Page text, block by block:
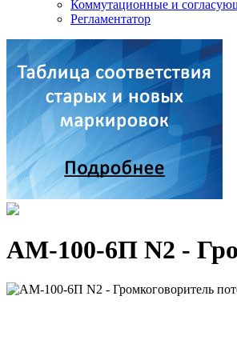
Коммутационные и
Регламентатор
АМ-100-6П N2 -